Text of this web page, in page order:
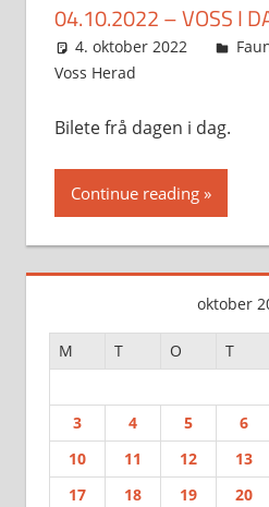
04.10.2022 – VOSS I
4. oktober 2022
Voss Herad
Bilete frå dagen i dag.
Continue reading
oktober
M T O T
3
4 5 6
10
11 12 13
17
18 19 20